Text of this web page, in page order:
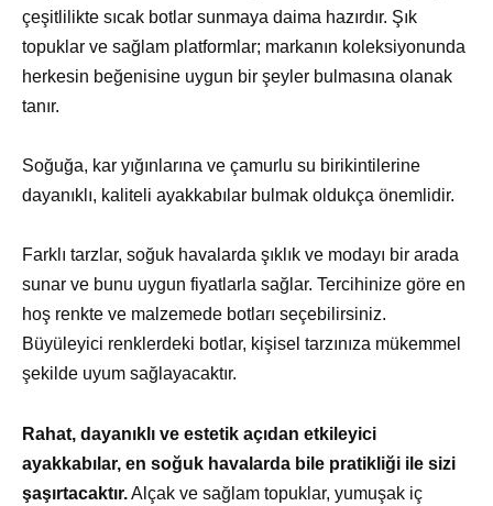
çeşitlilikte sıcak botlar sunmaya daima hazırdır. Şık
topuklar ve sağlam platformlar; markanın koleksiyonunda
herkesin beğenisine uygun bir şeyler bulmasına olanak
tanır.
Soğuğa, kar yığınlarına ve çamurlu su birikintilerine
dayanıklı, kaliteli ayakkabılar bulmak oldukça önemlidir.
Farklı tarzlar, soğuk havalarda şıklık ve modayı bir arada
sunar ve bunu uygun fiyatlarla sağlar. Tercihinize göre en
hoş renkte ve malzemede botları seçebilirsiniz.
Büyüleyici renklerdeki botlar, kişisel tarzınıza mükemmel
şekilde uyum sağlayacaktır.
Rahat, dayanıklı ve estetik açıdan etkileyici
ayakkabılar, en soğuk havalarda bile pratikliği ile sizi
şaşırtacaktır.Alçak ve sağlam topuklar, yumuşak iç